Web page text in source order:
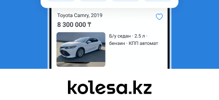
Комментарий продавца
Продаем запчасти из Японии с минимальными пробегами.
Цены и наличие уточняйте.
Другие объявления продавца